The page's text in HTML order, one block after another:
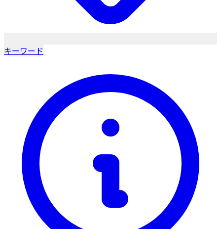
キーワード